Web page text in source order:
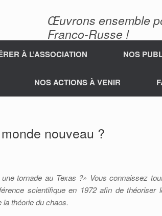
Œuvrons ensemble
Franco-Russe !
À L’ASSOCIATION NOS
NOS ACTIONS À VENIR
nouveau ?
tornade au Texas ?» Vous connaissez
scientifique en 1972 afin de théoriser
théorie du chaos.